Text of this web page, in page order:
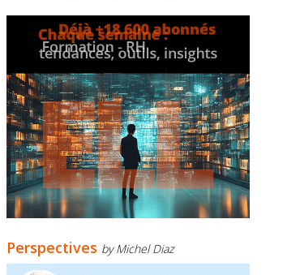
Perspectives by Michel Diaz